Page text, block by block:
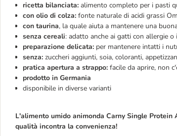
ricetta bilanciata: alimento completo per i pasti
con olio di colza: fonte naturale di acidi grassi
con taurina, la quale aiuta a mantenere una
senza cereali: adatto anche ai gatti con allergie
preparazione delicata: per mantenere intatti i
senza: zuccheri aggiunti, soia, coloranti,
pratica apertura a strappo: facile da aprire, non
prodotto in Germania
disponibile in diverse varianti
L'alimento umido animonda Carny Single
qualità incontra la convenienza!